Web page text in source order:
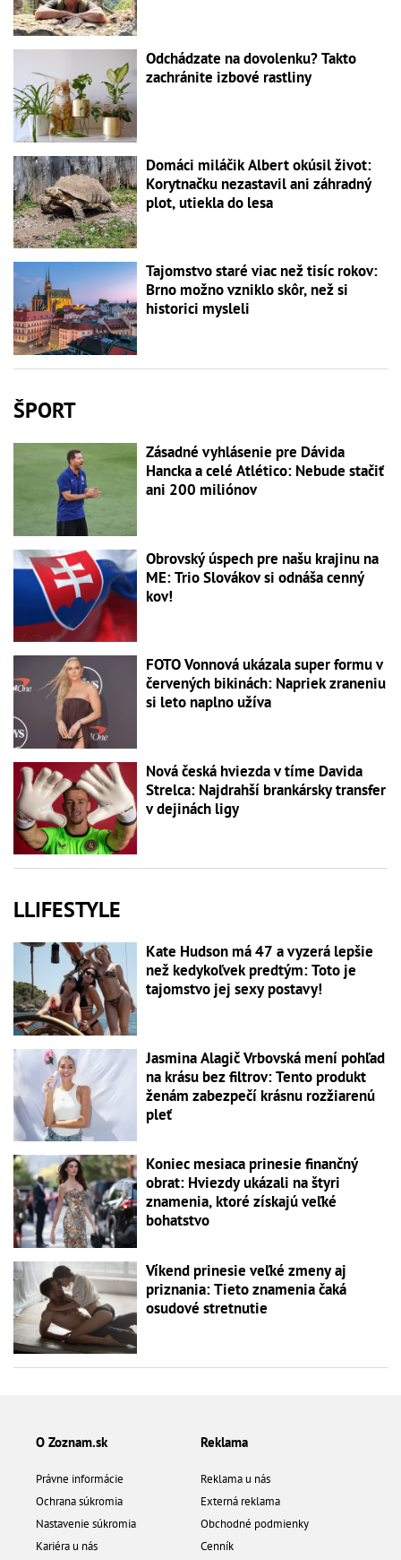
Odchádzate na dovolenku? Takto
zachránite izbové rastliny
Domáci miláčik Albert okúsil život:
Korytnačku nezastavil ani záhradný
plot, utiekla do lesa
Tajomstvo staré viac než tisíc rokov:
Brno možno vzniklo skôr, než si
historici mysleli
ŠPORT
Zásadné vyhlásenie pre Dávida
Hancka a celé Atlético: Nebude stačiť
ani 200 miliónov
Obrovský úspech pre našu krajinu na
ME: Trio Slovákov si odnáša cenný
kov!
FOTO Vonnová ukázala super formu v
červených bikinách: Napriek zraneniu
si leto naplno užíva
Nová česká hviezda v tíme Davida
Strelca: Najdrahší brankársky transfer
v dejinách ligy
LLIFESTYLE
Kate Hudson má 47 a vyzerá lepšie
než kedykoľvek predtým: Toto je
tajomstvo jej sexy postavy!
Jasmina Alagič Vrbovská mení pohľad
na krásu bez filtrov: Tento produkt
ženám zabezpečí krásnu rozžiarenú
pleť
Koniec mesiaca prinesie finančný
obrat: Hviezdy ukázali na štyri
znamenia, ktoré získajú veľké
bohatstvo
Víkend prinesie veľké zmeny aj
priznania: Tieto znamenia čaká
osudové stretnutie
O Zoznam.sk
Právne informácie
Ochrana súkromia
Nastavenie súkromia
Kariéra u nás
Reklama
Reklama u nás
Externá reklama
Obchodné podmienky
Cenník